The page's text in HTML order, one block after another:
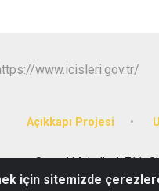
Açıkkapı Projesi
Sanayi Mahallesi, 711.
için sitemizde